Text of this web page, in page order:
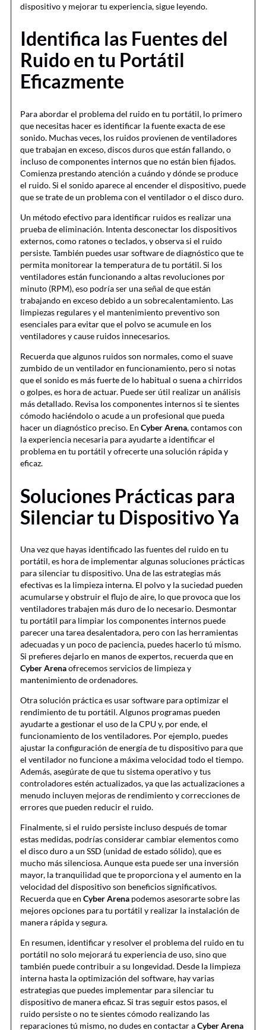
dispositivo y mejorar tu experiencia, sigue leyendo.
Identifica las Fuentes del
Ruido en tu Portátil
Eficazmente
Para abordar el problema del ruido en tu portátil, lo primero
que necesitas hacer es identificar la fuente exacta de ese
sonido. Muchas veces, los ruidos provienen de ventiladores
que trabajan en exceso, discos duros que están fallando, o
incluso de componentes internos que no están bien fijados.
Comienza prestando atención a cuándo y dónde se produce
el ruido. Si el sonido aparece al encender el dispositivo, puede
que se trate de un problema con el ventilador o el disco duro.
Un método efectivo para identificar ruidos es realizar una
prueba de eliminación. Intenta desconectar los dispositivos
externos, como ratones o teclados, y observa si el ruido
persiste. También puedes usar software de diagnóstico que te
permita monitorear la temperatura de tu portátil. Si los
ventiladores están funcionando a altas revoluciones por
minuto (RPM), eso podría ser una señal de que están
trabajando en exceso debido a un sobrecalentamiento. Las
limpiezas regulares y el mantenimiento preventivo son
esenciales para evitar que el polvo se acumule en los
ventiladores y cause ruidos innecesarios.
Recuerda que algunos ruidos son normales, como el suave
zumbido de un ventilador en funcionamiento, pero si notas
que el sonido es más fuerte de lo habitual o suena a chirridos
o golpes, es hora de actuar. Puede ser útil realizar un análisis
más detallado. Revisa los componentes internos si te sientes
cómodo haciéndolo o acude a un profesional que pueda
hacer un diagnóstico preciso. En Cyber Arena, contamos con
la experiencia necesaria para ayudarte a identificar el
problema en tu portátil y ofrecerte una solución rápida y
eficaz.
Soluciones Prácticas para
Silenciar tu Dispositivo Ya
Una vez que hayas identificado las fuentes del ruido en tu
portátil, es hora de implementar algunas soluciones prácticas
para silenciar tu dispositivo. Una de las estrategias más
efectivas es la limpieza interna. El polvo y la suciedad pueden
acumularse y obstruir el flujo de aire, lo que provoca que los
ventiladores trabajen más duro de lo necesario. Desmontar
tu portátil para limpiar los componentes internos puede
parecer una tarea desalentadora, pero con las herramientas
adecuadas y un poco de paciencia, puedes hacerlo tú mismo.
Si prefieres dejarlo en manos de expertos, recuerda que en
Cyber Arenaofrecemos servicios de limpieza y
mantenimiento de ordenadores.
Otra solución práctica es usar software para optimizar el
rendimiento de tu portátil. Algunos programas pueden
ayudarte a gestionar el uso de la CPU y, por ende, el
funcionamiento de los ventiladores. Por ejemplo, puedes
ajustar la configuración de energía de tu dispositivo para que
el ventilador no funcione a máxima velocidad todo el tiempo.
Además, asegúrate de que tu sistema operativo y tus
controladores estén actualizados, ya que las actualizaciones a
menudo incluyen mejoras de rendimiento y correcciones de
errores que pueden reducir el ruido.
Finalmente, si el ruido persiste incluso después de tomar
estas medidas, podrías considerar cambiar elementos como
el disco duro a un SSD (unidad de estado sólido), que es
mucho más silenciosa. Aunque esta puede ser una inversión
mayor, la tranquilidad que te proporciona y el aumento en la
velocidad del dispositivo son beneficios significativos.
Recuerda que en Cyber Arena podemos asesorarte sobre las
mejores opciones para tu portátil y realizar la instalación de
manera rápida y segura.
En resumen, identificar y resolver el problema del ruido en tu
portátil no solo mejorará tu experiencia de uso, sino que
también puede contribuir a su longevidad. Desde la limpieza
interna hasta la optimización del software, hay varias
estrategias que puedes implementar para silenciar tu
dispositivo de manera eficaz. Si tras seguir estos pasos, el
ruido persiste o no te sientes cómodo realizando las
reparaciones tú mismo, no dudes en contactar aCyber Arena